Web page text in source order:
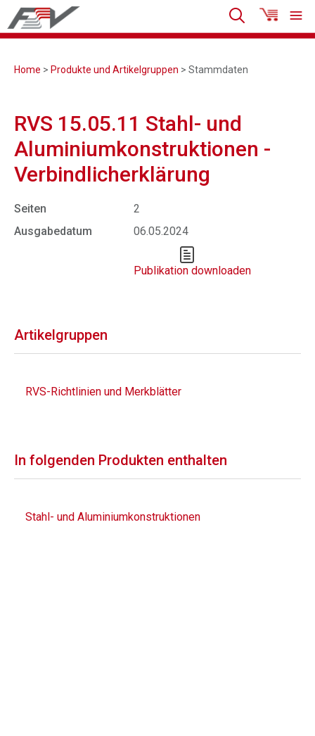
Home > Produkte und Artikelgruppen > Stammdaten
RVS 15.05.11 Stahl- und
Aluminiumkonstruktionen -
Verbindlicherklärung
Seiten
2
Ausgabedatum
06.05.2024
Publikation downloaden
Artikelgruppen
RVS-Richtlinien und Merkblätter
In folgenden Produkten enthalten
Stahl- und Aluminiumkonstruktionen